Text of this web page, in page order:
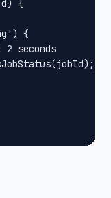
{
{
2 seconds